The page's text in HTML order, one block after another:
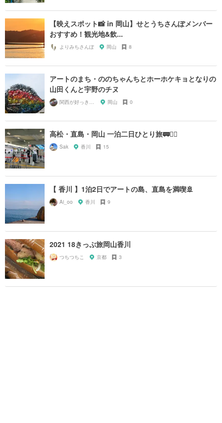
【映えスポット📸 in 岡山】せとうちさんぽメンバー
おすすめ！観光地&飲...
よりみちさんぽ 岡山 8
アートのまち・ののちゃんちとホーホケキョとなりの
山田くんと宇野のチヌ
関西が好っきゃねん 岡山 0
高松・直島・岡山 一泊二日ひとり旅🚃🚴‍♂️
Sak 香川 15
【 香川 】1泊2日でアートの島、直島を満喫🚢
Ai_oo 香川 9
2021 18きっぷ旅岡山香川
つちつちこ 京都 3